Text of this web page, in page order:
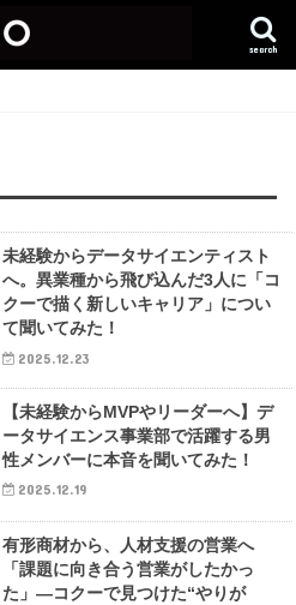
search
未経験からデータサイエンティスト
へ。異業種から飛び込んだ3人に「コ
クーで描く新しいキャリア」につい
て聞いてみた！
2025.12.23
【未経験からMVPやリーダーへ】デ
ータサイエンス事業部で活躍する男
性メンバーに本音を聞いてみた！
2025.12.19
有形商材から、人材支援の営業へ
「課題に向き合う営業がしたかっ
た」—コクーで見つけた“やりが